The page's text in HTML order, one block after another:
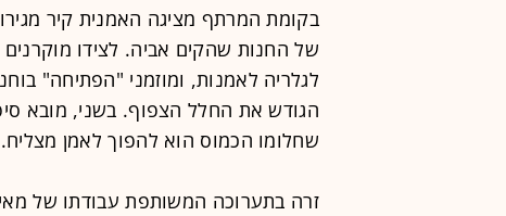
בקומת המרתף מציגה האמנית קיר
של החנות שהקים אביה. לצידו מוקרנים
לגלריה לאמנות, ומוזמני "הפתיחה"
הגודש את החלל הצפוף. בשני, מובא
שחלומו הכמוס הוא להפוך לאמן מצליח.
זרה בתערוכה המשותפת עבודתו של